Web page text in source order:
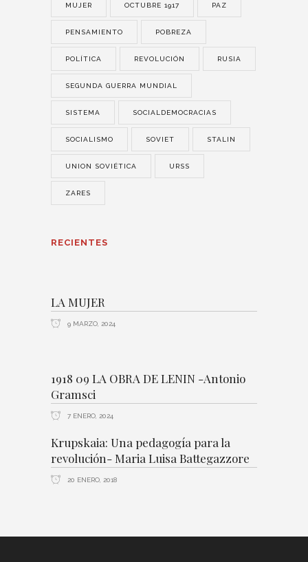
MUJER OCTUBRE 1917 PAZ
PENSAMIENTO POBREZA
POLÍTICA REVOLUCIÓN RUSIA
SEGUNDA GUERRA MUNDIAL
SISTEMA SOCIALDEMOCRACIAS
SOCIALISMO SOVIET STALIN
UNION SOVIÉTICA URSS
ZARES
RECIENTES
LA MUJER
9 MARZO, 2024
1918 09 LA OBRA DE LENIN -Antonio
Gramsci
7 ENERO, 2024
Krupskaia: Una pedagogía para la
revolución- Maria Luisa Battegazzore
20 ENERO, 2018